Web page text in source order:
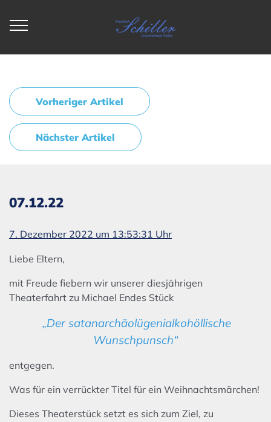
Vorheriger Artikel
Nächster Artikel
07.12.22
7. Dezember 2022 um 13:53:31 Uhr
Liebe Eltern,
mit Freude fiebern wir unserer diesjährigen
Theaterfahrt zu Michael Endes Stück
„Der satanarchäolügenialkohöllische
Wunschpunsch“
entgegen.
Was für ein verrückter Titel für ein Weihnachtsmärchen!
Dieses Theaterstück setzt es sich zum Ziel, zu